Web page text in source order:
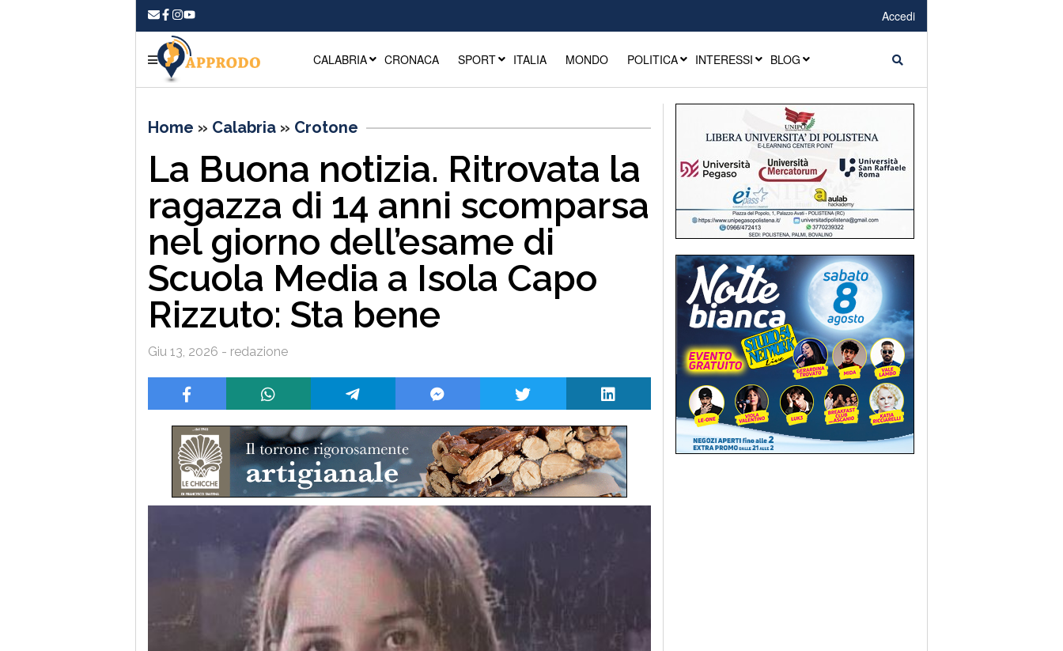
Accedi
CALABRIA CRONACA SPORT ITALIA MONDO POLITICA INTERESSI BLOG
Home » Calabria » Crotone
La Buona notizia. Ritrovata la
ragazza di 14 anni scomparsa
nel giorno dell’esame di
Scuola Media a Isola Capo
Rizzuto: Sta bene
Giu 13, 2026 - redazione